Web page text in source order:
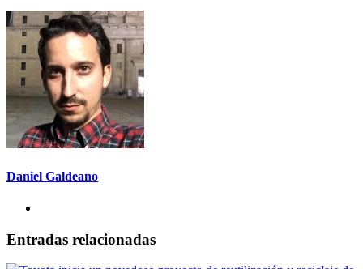
Daniel Galdeano
Entradas relacionadas